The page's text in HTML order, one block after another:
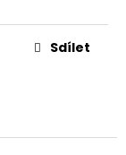
Sdílet